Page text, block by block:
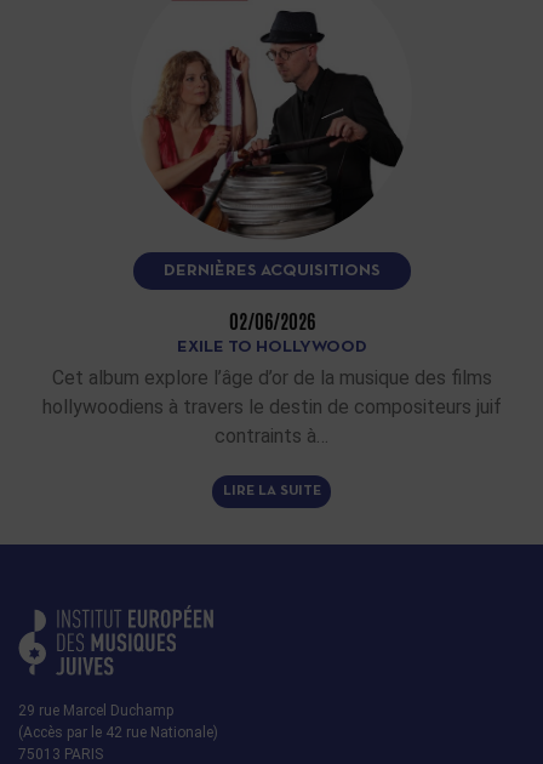
DERNIÈRES ACQUISITIONS
02/06/2026
EXILE TO HOLLYWOOD
Cet album explore l’âge d’or de la musique des films
hollywoodiens à travers le destin de compositeurs juif
contraints à…
LIRE LA SUITE
29 rue Marcel Duchamp
(Accès par le 42 rue Nationale)
75013 PARIS